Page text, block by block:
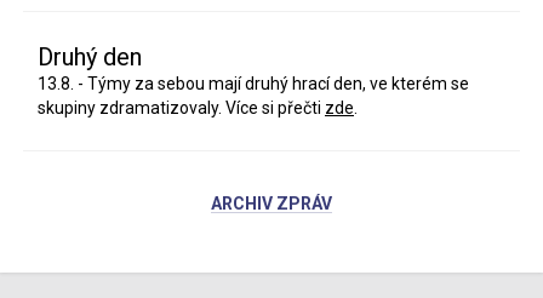
Druhý den
13.8. - Týmy za sebou mají druhý hrací den, ve kterém se
skupiny zdramatizovaly. Více si přečti zde
ARCHIV ZPRÁV